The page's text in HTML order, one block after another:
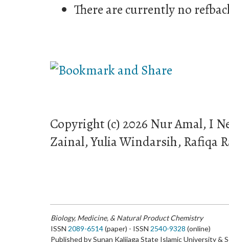
There are currently no
Copyright (c) 2026 Nur Amal, I
Zainal, Yulia Windarsih, Rafiqa
Biology, Medicine, & Natural Product Chemistry
ISSN 2089-6514(paper) - ISSN 2540-9328 (online)
Published by Sunan Kalijaga State Islamic University &